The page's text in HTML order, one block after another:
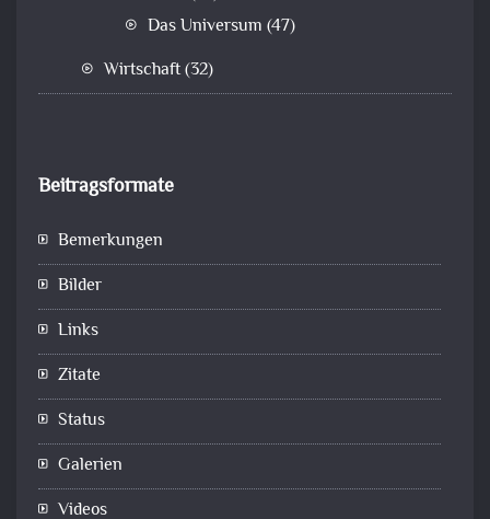
Das Universum (47)
Wirtschaft(32)
Beitragsformate
Bemerkungen
Bilder
Links
Zitate
Status
Galerien
Videos